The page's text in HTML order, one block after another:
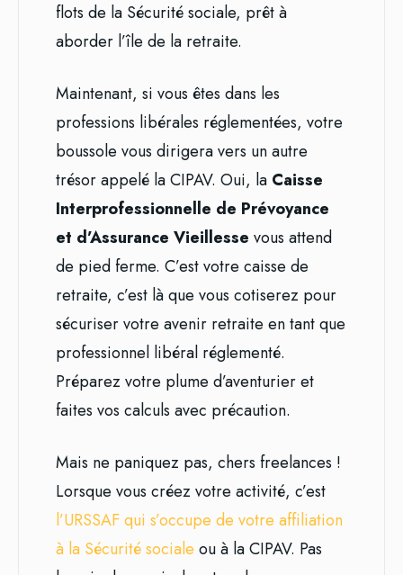
flots de la Sécurité sociale, prêt à
aborder l’île de la retraite.
Maintenant, si vous êtes dans les
professions libérales réglementées, votre
boussole vous dirigera vers un autre
trésor appelé la CIPAV. Oui, la Caisse
Interprofessionnelle de Prévoyance
et d’Assurance Vieillesse vous attend
de pied ferme. C’est votre caisse de
retraite, c’est là que vous cotiserez pour
sécuriser votre avenir retraite en tant que
professionnel libéral réglementé.
Préparez votre plume d’aventurier et
faites vos calculs avec précaution.
Mais ne paniquez pas, chers freelances !
Lorsque vous créez votre activité, c’est
l’URSSAF qui s’occupe de votre affiliation
à la Sécurité sociale ou à la CIPAV. Pas